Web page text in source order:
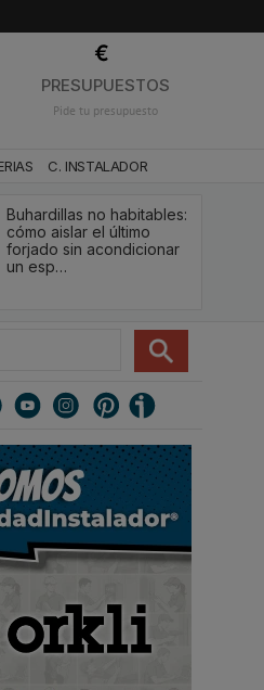
PRESUPUESTOS
Pide tu presupuesto
C. INSTALADOR
Buhardillas no habitables:
cómo aislar el último
forjado sin acondicionar
un esp…